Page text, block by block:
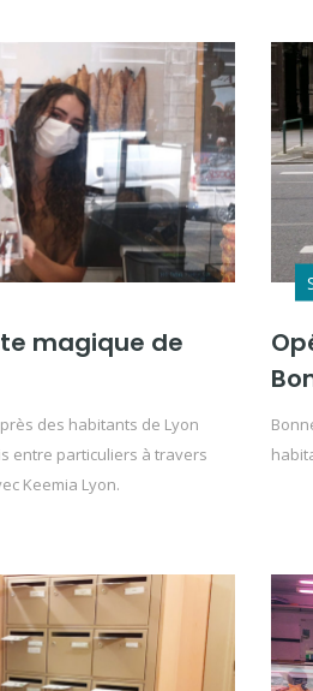
magique de
des habitants de Lyon
entre particuliers à travers
Keemia Lyon.